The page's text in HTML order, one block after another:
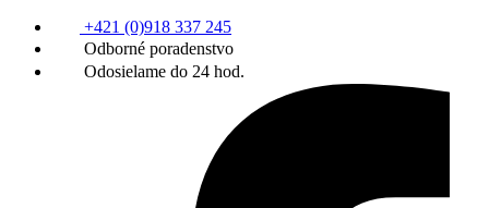
+421 (0)918 337 245
Odborné poradenstvo
Odosielame do 24 hod.